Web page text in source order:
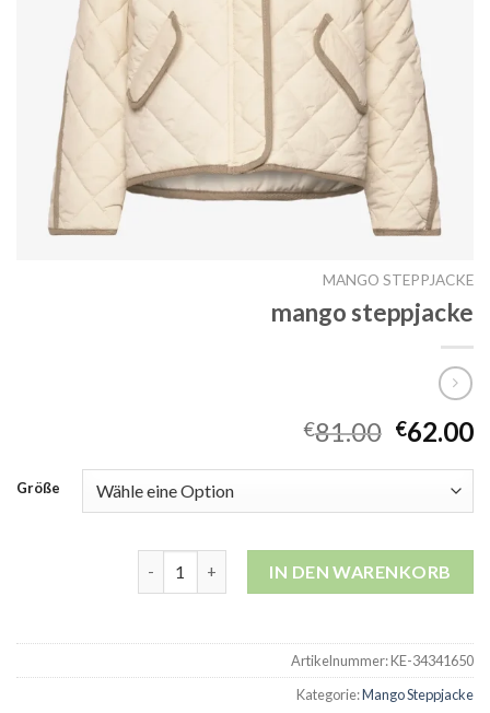
MANGO STEPPJACKE
mango steppjacke
€81.00 €62.00
Größe
IN DEN WARENKORB
Artikelnummer:KE-34341650
Kategorie:Mango Steppjacke